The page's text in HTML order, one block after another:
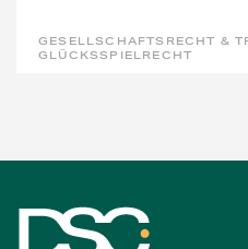
GESELLSCHAFTSRECHT &
GLÜCKSSPIELRECHT